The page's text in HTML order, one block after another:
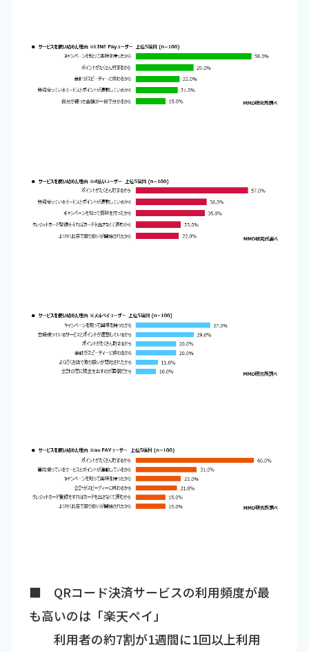
■ QRコード決済サービスの利用頻度が最
も高いのは「楽天ペイ」
利用者の約7割が1週間に1回以上利用